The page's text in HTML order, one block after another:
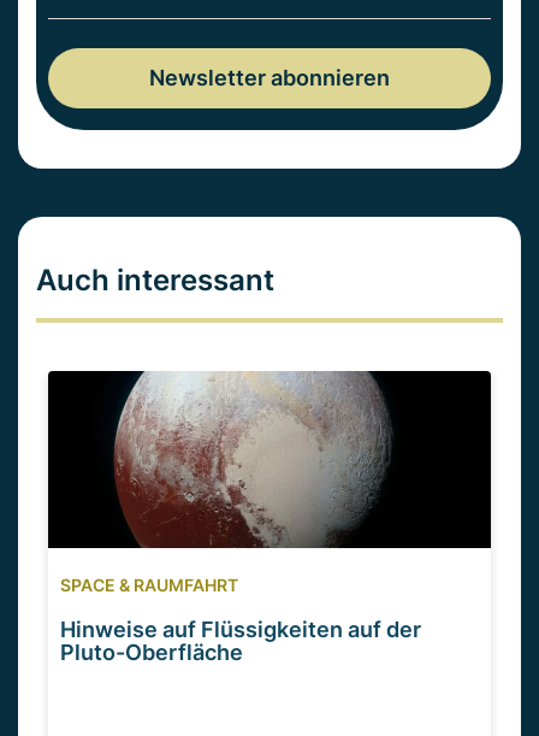
Auch interessant
SPACE & RAUMFAHRT
Hinweise auf Flüssigkeiten auf der
Pluto-Oberfläche